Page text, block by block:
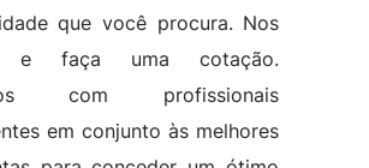
que você procura. Nos
e faça uma cotação.
com profissionais
em conjunto às melhores